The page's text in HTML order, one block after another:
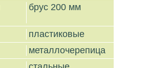
брус 200 мм
пластиковые
металлочерепица